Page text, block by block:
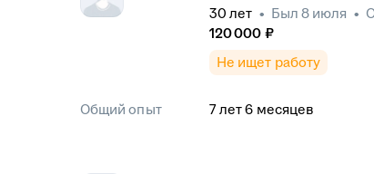
30 лет • Был 8 июля •
120 000 ₽
Не ищет работу
Общий опыт 7лет 6 месяцев